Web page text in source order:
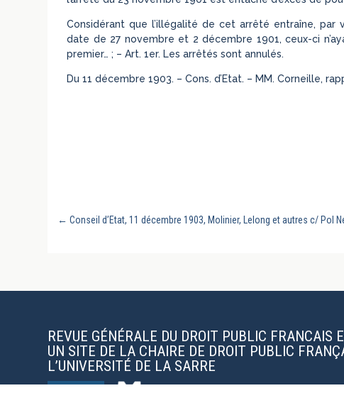
Considérant que l’illégalité de cet arrêté entraîne,
date de 27 novembre et 2 décembre 1901, ceux-ci
premier… ; – Art. 1er. Les arrêtés sont annulés.
Du 11 décembre 1903. – Cons. d’Etat. – MM. Corneille,
← Conseil d’Etat, 11 décembre 1903, Molinier, Lelong et autres c/ Pol
REVUE GÉNÉRALE DU DROIT PUBLIC FRANCAIS
UN SITE DE LA CHAIRE DE DROIT PUBLIC
L’UNIVERSITÉ DE LA SARRE